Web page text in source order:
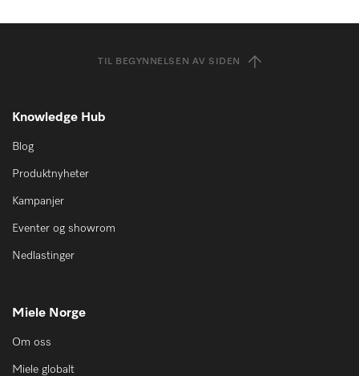
TIL BEGYNNELSEN AV SIDEN
Knowledge Hub
Blog
Produktnyheter
Kampanjer
Eventer og showrom
Nedlastinger
Miele Norge
Om oss
Miele globalt